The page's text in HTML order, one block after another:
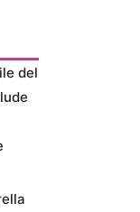
del